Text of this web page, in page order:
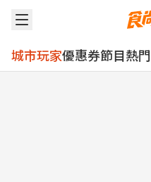
城市玩家優惠券節目熱門